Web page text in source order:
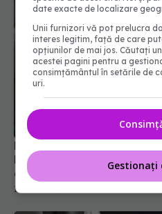
Experimentul
De ce cercetătorii
geamuri în timpul verii
15 iul 2026, 17:52
date exacte de localizare
Unii furnizori vă pot prelucra
interes legitim, față de care
opțiunilor de mai jos. Căutați
acestei pagini pentru a
consimțământul în setările de
uri.
Gestionați